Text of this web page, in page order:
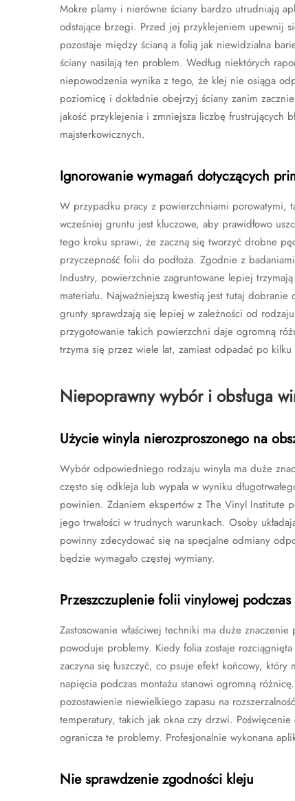
Mokre plamy i nierówne ściany bardzo utrudniają
odstające brzegi. Przed jej przyklejeniem upewnij
pozostaje między ścianą a folią jak niewidzialna
ściany nasilają ten problem. Według niektórych
niepowodzenia wynika z tego, że klej nie osiąga
poziomicę i dokładnie obejrzyj ściany zanim
jakość przyklejenia i zmniejsza liczbę frustrujących
majsterkowicznych.
Ignorowanie wymagań dotyczących
W przypadku pracy z powierzchniami porowatymi,
wcześniej gruntu jest kluczowe, aby prawidłowo
tego kroku sprawi, że zaczną się tworzyć drobne
przyczepność folii do podłoża. Zgodnie z
Industry, powierzchnie zagruntowane lepiej
materiału. Najważniejszą kwestią jest tutaj
grunty sprawdzają się lepiej w zależności od
przygotowanie takich powierzchni daje ogromną
trzyma się przez wiele lat, zamiast odpadać po kilku
Niepoprawny wybór i obsługa
Użycie winyla nierozproszonego na
Wybór odpowiedniego rodzaju winyla ma duże
często się odkleja lub wypala w wyniku
powinien. Zdaniem ekspertów z The Vinyl Institute
jego trwałości w trudnych warunkach. Osoby
powinny zdecydować się na specjalne odmiany
będzie wymagało częstej wymiany.
Przeszczuplenie folii vinylowej podczas
Zastosowanie właściwej techniki ma duże
powoduje problemy. Kiedy folia zostaje
zaczyna się łuszczyć, co psuje efekt końcowy,
napięcia podczas montażu stanowi ogromną
pozostawienie niewielkiego zapasu na
temperatury, takich jak okna czy drzwi.
ogranicza te problemy. Profesjonalnie wykonana
Nie sprawdzenie zgodności kleju